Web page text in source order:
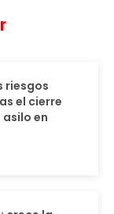
riesgos
el cierre
en